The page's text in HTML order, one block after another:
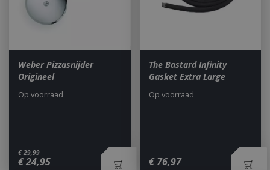
Weber Pizzasnijder
Origineel
€ 29,99
€24,95
Op voorraad
The Bastard Infinity
Gasket Extra Large
€ 76,97
Op voorraad